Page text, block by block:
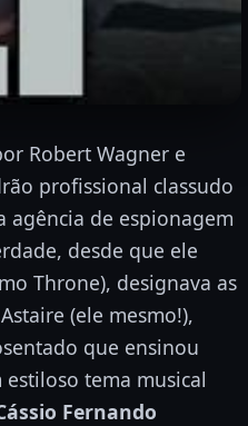
Robert Wagner e
profissional classudo
agência de espionagem
desde que ele
Throne), designava as
(ele mesmo!),
que ensinou
tema musical
Fernando